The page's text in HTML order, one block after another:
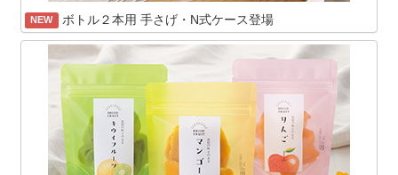
NEW ボトル２本用 手さげ・N式ケース登場